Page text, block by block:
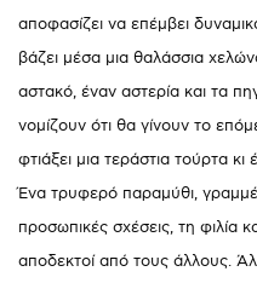
αποφασίζει να επέμβει
βάζει μέσα μια θαλάσσια
αστακό, έναν αστερία και τα
νομίζουν ότι θα γίνουν το
φτιάξει μια τεράστια τούρτα κι
Ένα τρυφερό παραμύθι,
προσωπικές σχέσεις, τη φιλία
αποδεκτοί από τους άλλους.